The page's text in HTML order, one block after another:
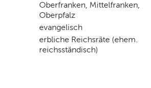
Oberfranken, Mittelfranken,
Oberpfalz
evangelisch
erbliche Reichsräte (ehem.
reichsständisch)